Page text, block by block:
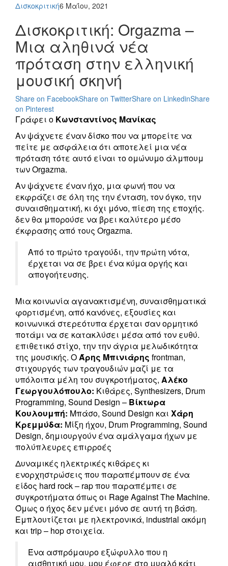
Δισκοκριτική6 Μαΐου, 2021
Δισκοκριτική: Orgazma –
Μια αληθινά νέα
πρόταση στην ελληνική
μουσική σκηνή
Share on FacebookShare on TwitterShare on LinkedinShare
on Pinterest
Γράφει ο Κωνσταντίνος Μανίκας
Αν ψάχνετε έναν δίσκο που να μπορείτε να
πείτε με ασφάλεια ότι αποτελεί μια νέα
πρόταση τότε αυτό είναι το ομώνυμο άλμπουμ
των Orgazma.
Αν ψάχνετε έναν ήχο, μια φωνή που να
εκφράζει σε όλη της την ένταση, τον όγκο, την
συναισθηματική, κι όχι μόνο, πίεση της εποχής.
δεν θα μπορούσε να βρει καλύτερο μέσο
έκφρασης από τους Orgazma.
Από το πρώτο τραγούδι, την πρώτη νότα,
έρχεται να σε βρει ένα κύμα οργής και
απογοήτευσης.
Μια κοινωνία αγανακτισμένη, συναισθηματικά
φορτισμένη, από κανόνες, εξουσίες και
κοινωνικά στερεότυπα έρχεται σαν ορμητικό
ποτάμι να σε κατακλύσει μέσα από τον ευθύ.
επιθετικό στίχο, την την άγρια μελωδικότητα
της μουσικής. ΟΆρης Μπινιάρης frontman,
στιχουργός των τραγουδιών μαζί με τα
υπόλοιπα μέλη του συγκροτήματος, Αλέκο
Γεωργουλόπουλο: Κιθάρες, Synthesizers, Drum
Programming, Sound Design – Βίκτωρα
Κουλουμπή: Μπάσο, Sound Design και Χάρη
Κρεμμύδα: Μίξη ήχου, Drum Programming, Sound
Design, δημιουργούν ένα αμάλγαμα ήχων με
πολύπλευρες επιρροές
Δυναμικές ηλεκτρικές κιθάρες κι
ενορχηστρώσεις που παραπέμπουν σε ένα
είδος hard rock – rap που παραπέμπει σε
συγκροτήματα όπως οι Rage Against The Machine.
Όμως ο ήχος δεν μένει μόνο σε αυτή τη βάση.
Εμπλουτίζεται με ηλεκτρονικά, industrial ακόμη
και trip – hop στοιχεία.
Ένα ασπρόμαυρο εξώφυλλο που η
αισθητική μου, μου έφερε στο μυαλό κάτι